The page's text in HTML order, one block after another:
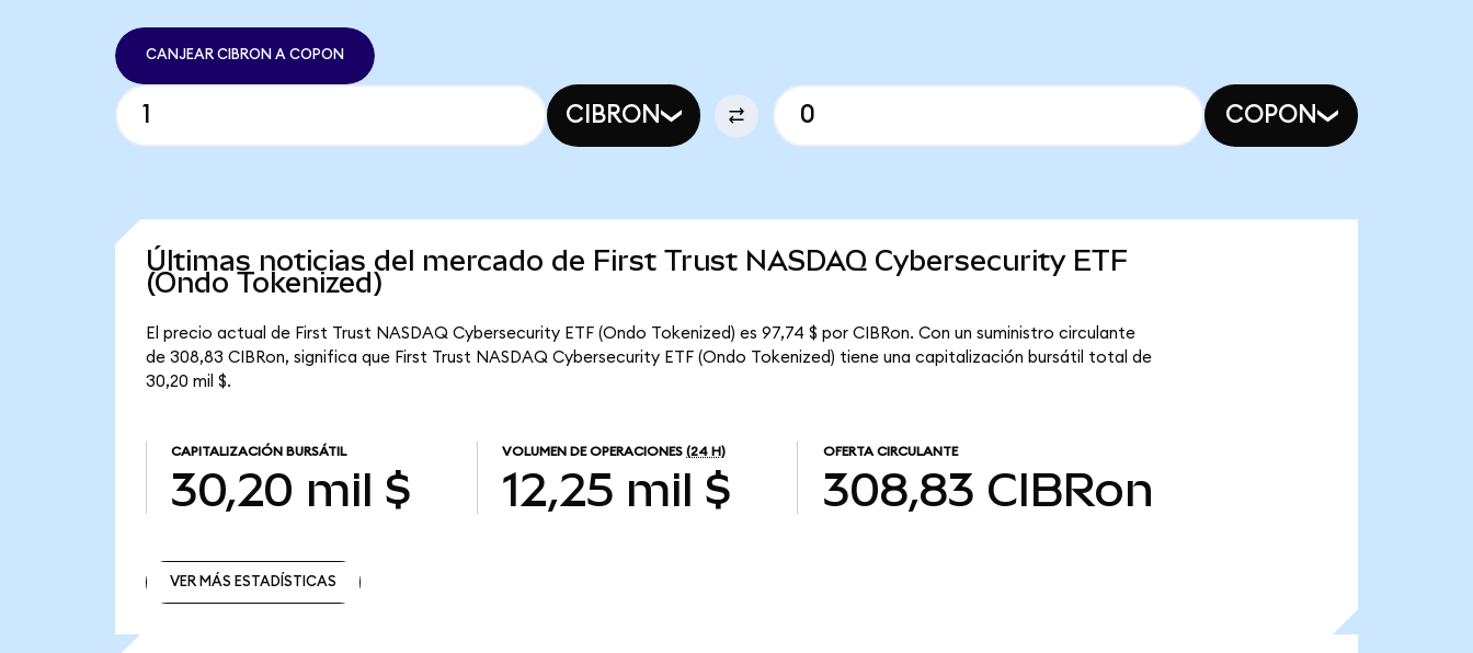
CANJEAR CIBRON A COPON
CIBRON COPON
Últimas noticias del mercado de First Trust NASDAQ Cybersecurity ETF
(Ondo Tokenized)
El precio actual de First Trust NASDAQ Cybersecurity ETF (Ondo Tokenized) es 97,74 $ por CIBRon. Con un suministro circulante
de 308,83 CIBRon, significa que First Trust NASDAQ Cybersecurity ETF (Ondo Tokenized) tiene una capitalización bursátil total de
30,20 mil $.
CAPITALIZACIÓN BURSÁTIL
30,20 mil $
VOLUMEN DE OPERACIONES (24 H)
12,25 mil $
OFERTA CIRCULANTE
308,83 CIBRon
VER MÁS ESTADÍSTICAS